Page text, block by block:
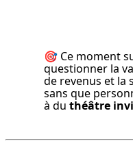
🎯 Ce moment
questionner la
de revenus et la
sans que
à du théâtre